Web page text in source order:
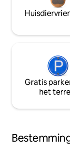
Gratis
het